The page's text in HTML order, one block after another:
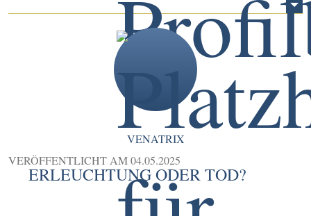
VENATRIX
VERÖFFENTLICHT AM04.05.2025
ERLEUCHTUNG ODER TOD?